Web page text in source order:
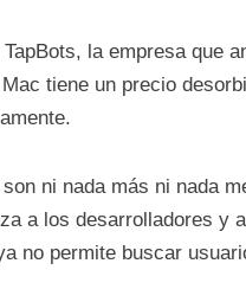
TapBots, la empresa que
tiene un precio
ni nada más ni nada
a los desarrolladores y
no permite buscar